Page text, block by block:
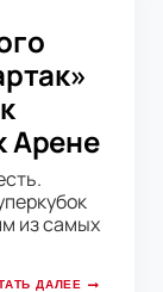
Арене
из самых
ДАЛЕЕ